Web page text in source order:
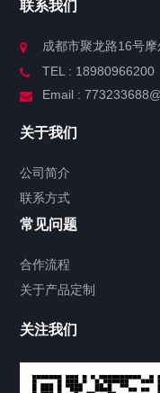
联系我们
成都市聚龙路16号
TEL : 18980966200
Email :
关于我们
公司简介
联系方式
常见问题
合作流程
关于产品定制
关注我们